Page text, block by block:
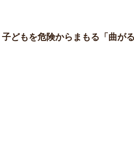
どもを危険からまもる「曲がる